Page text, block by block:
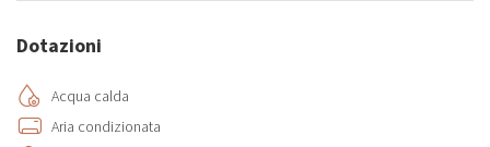
Dotazioni
Acqua calda
Aria condizionata